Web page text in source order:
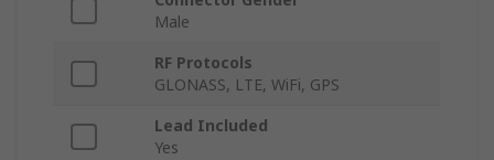
Male
RF Protocols
GLONASS, LTE, WiFi, GPS
Lead Included
Yes